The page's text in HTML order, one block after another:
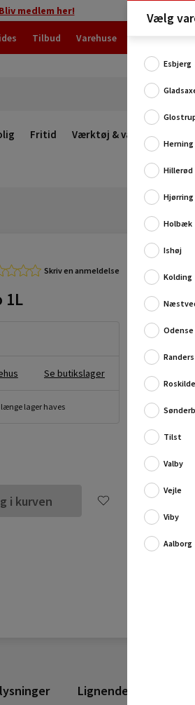
Bliv medlem her!
Tilbud Varehuse
Fritid Værktøj & værksted
Skriv en anmeldelse
1L
Se butikslager
lager haves
i kurven
Fuld
(H318)
Lignende produkter
Vælg
Esbjerg
Herning
Hillerød
Hjørring
Holbæk
Ishøj
Kolding
Odense
Randers
Roskilde
Tilst
Valby
Vejle
Viby
Aalborg